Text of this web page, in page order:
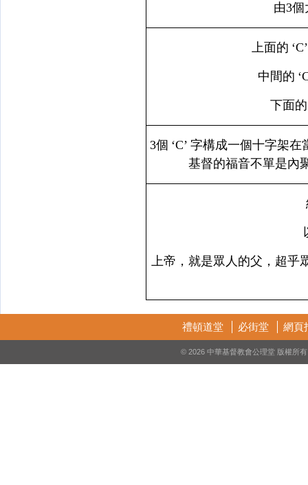
由3個
上面的
中間的
下面的
3個 ‘C’ 字構成一個十字架在
基督的福音不單是內
上帝，就是眾人的父，超乎
禮頓道堂 必街堂 網頁
© 2026 中華基督教會公理堂 版權所